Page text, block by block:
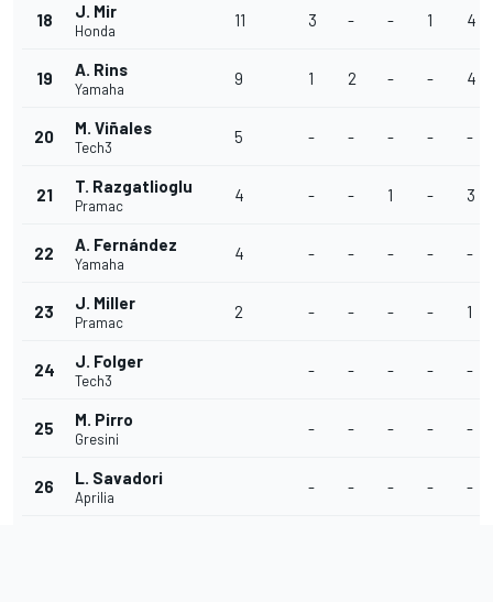
18 J. Mir
Honda
11 3 - - 1 4
19 A. Rins
Yamaha
9 1 2 - - 4
20 M. Viñales
Tech3
5 - - - - -
21 T. Razgatlioglu
Pramac
4 - - 1 - 3
22 A. Fernández
Yamaha
4 - - - - -
23 J. Miller
Pramac
2 - - - - 1
24 J. Folger
Tech3
- - - - -
25 M. Pirro
Gresini
- - - - -
26 L. Savadori
Aprilia
- - - - -